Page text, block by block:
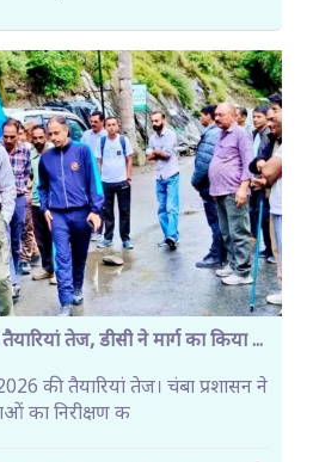
तेज, डीसी ने मार्ग का किया ...
की तैयारियां तेज। चंबा प्रशासन ने
का निरीक्षण क